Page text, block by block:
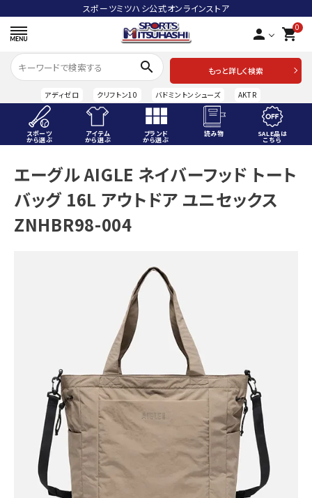
スポーツミツハシ公式オンラインストア
person 0
shopping_cart
search
もっと詳しく検索
アディゼロ クリフトン10 バドミントンシューズ AKTR
スポーツ
から選ぶ
アイテム
から選ぶ
ブランド
から選ぶ
読み物 SALE品は
こちら
ACCOUNT MENU
ようこそ ゲスト 様
meeting_room ログイン person
INFORMATIOM
ご利用ガイド
お問い合わせ
メルマガ登録
エーグル AIGLE ネイバーフッド トート
バッグ 16L アウトドア ユニセックス
ZNHBR98-004